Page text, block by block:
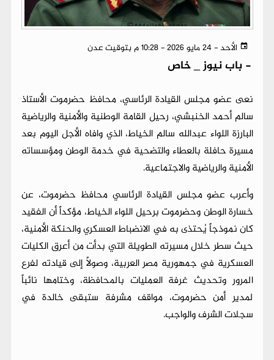
الأحد - 24 مايو 2026 - 10:28 م بتوقيت عدن
- باب نيوز _ خاص
​نعى عضو مجلس القيادة الرئاسي، محافظ حضرموت الأستاذ
سالم أحمد الخنبشي، رحيل القامة الوطنية والأمنية والرياضية
البارزة اللواء عبدالله سالم الخياط، الذي وافاه الأجل اليوم بعد
مسيرة حافلة بالعطاء والتضحية في خدمة الوطن ومؤسساته
الأمنية والرياضية والاجتماعية.
​وأعرب عضو مجلس القيادة الرئاسي محافظ حضرموت، عن
خسارة الوطن وحضرموت برحيل اللواء الخياط، مؤكداً أن الفقيد
كان نموذجاً يُحتذى به في الانضباط العسكري والحنكة الأمنية،
حيث سطر خلال مسيرته الطويلة التي بدأت من أعرق الكليات
العسكرية في جمهورية مصر العربية، وصولاً إلى قيادته لفرع
المرور وتحديث غرفة العمليات بالمحافظة، وختامها نائباً
لمدير أمن حضرموت، مواقف مشرفة ستبقى خالدة في
سجلات الشرف والواجب.